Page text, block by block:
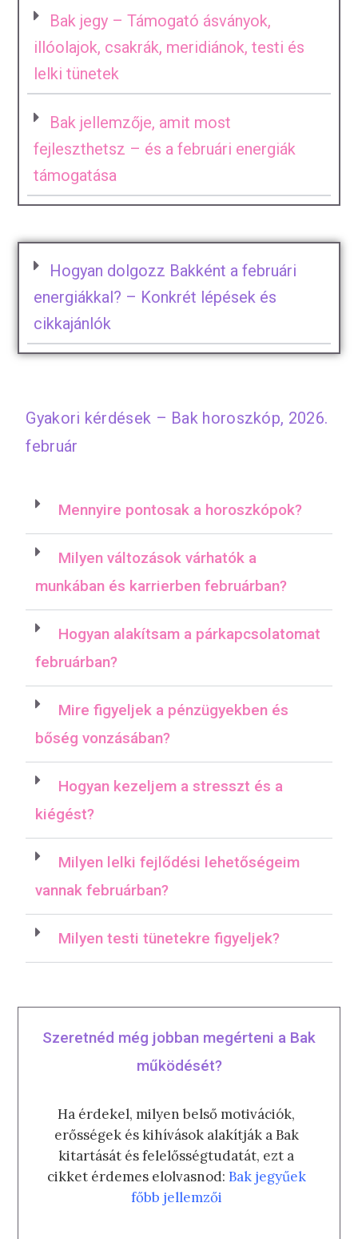
Bak jegy – Támogató ásványok,
illóolajok, csakrák, meridiánok, testi és
lelki tünetek
Bak jellemzője, amit most
fejleszthetsz – és a februári energiák
támogatása
Hogyan dolgozz Bakként a februári
energiákkal? – Konkrét lépések és
cikkajánlók
Gyakori kérdések – Bak horoszkóp, 2026.
február
Mennyire pontosak a horoszkópok?
Milyen változások várhatók a
munkában és karrierben februárban?
Hogyan alakítsam a párkapcsolatomat
februárban?
Mire figyeljek a pénzügyekben és
bőség vonzásában?
Hogyan kezeljem a stresszt és a
kiégést?
Milyen lelki fejlődési lehetőségeim
vannak februárban?
Milyen testi tünetekre figyeljek?
Szeretnéd még jobban megérteni a Bak
működését?
Ha érdekel, milyen belső motivációk,
erősségek és kihívások alakítják a Bak
kitartását és felelősségtudatát, ezt a
cikket érdemes elolvasnod: Bak jegyűek
főbb jellemzői